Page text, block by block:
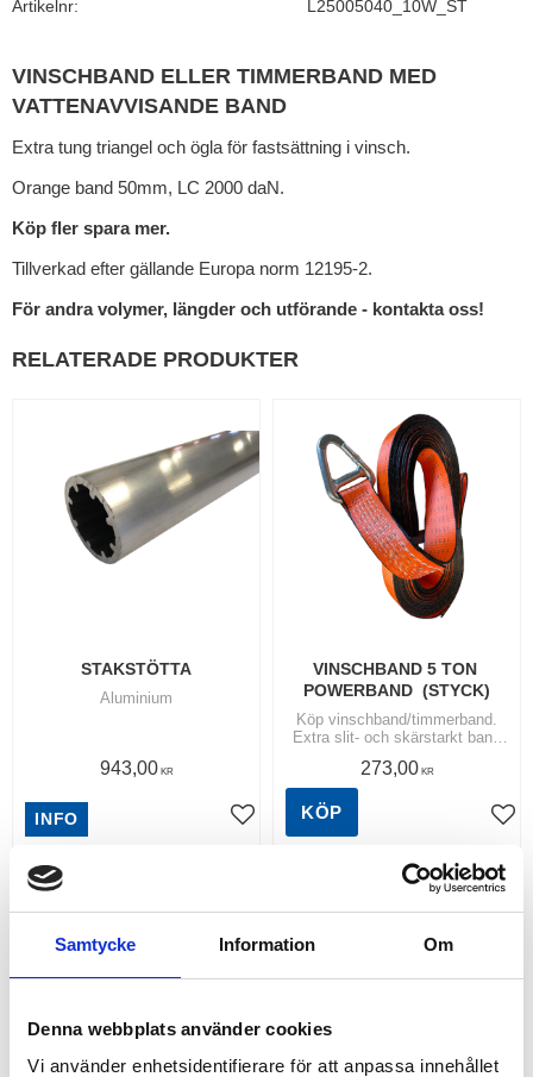
Samtycke Information Om
Denna webbplats använder cookies
Vi använder enhetsidentifierare för att anpassa innehållet
Artikelnr
L25005040_10W_ST
VINSCHBAND ELLER TIMMERBAND MED
VATTENAVVISANDE BAND
Extra tung triangel och ögla för fastsättning i vinsch.
Orange band 50mm, LC 2000 daN.
Köp fler spara mer.
Tillverkad efter gällande Europa norm 12195-2.
För andra volymer, längder och utförande - kontakta oss!
RELATERADE PRODUKTER
STAKSTÖTTA
Aluminium
943,00KR
Lägg till i favoriter
INFO
VINSCHBAND 5 TON
POWERBAND  (STYCK)
Köp vinschband/timmerband.
Extra slit- och skärstarkt band
fastsättning i vinsch. | Längd:
10 mtr, Bredd: 50 mm. |
273,00KR
KÖP
RELATERADE PRODUKTER